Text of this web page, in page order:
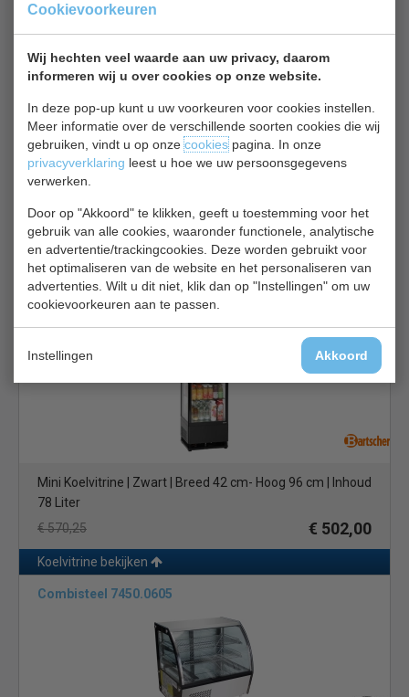
Cookievoorkeuren
Wij hechten veel waarde aan uw privacy, daarom
informeren wij u over cookies op onze website.
In deze pop-up kunt u uw voorkeuren voor cookies instellen.
Meer informatie over de verschillende soorten cookies die wij
gebruiken, vindt u op onzecookiespagina. In onze
privacyverklaring leest u hoe we uw persoonsgegevens
verwerken.
Door op "Akkoord" te klikken, geeft u toestemming voor het
gebruik van alle cookies, waaronder functionele, analytische
en advertentie/trackingcookies. Deze worden gebruikt voor
het optimaliseren van de website en het personaliseren van
advertenties. Wilt u dit niet, klik dan op "Instellingen" om uw
cookievoorkeuren aan te passen.
Instellingen Akkoord
Koelvitrine bekijken
Bartscher 700201G
Koelvitrine | zwart | LED | B68 x D45 x H67 cm
€ 570,25
€ 502,00
Koelvitrine bekijken
Bartscher 78L
Mini Koelvitrine | Zwart | Breed 42 cm- Hoog 96 cm | Inhoud
78 Liter
€ 570,25
€ 502,00
Koelvitrine bekijken
Combisteel 7450.0605